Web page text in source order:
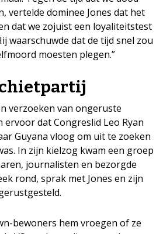
vertelde dominee Jones dat het
dat we zojuist een loyaliteitstest
waarschuwde dat de tijd snel zou
moesten plegen.”
verzoeken van ongeruste
dat Congreslid Leo Ryan
Guyana vloog om uit te zoeken
In zijn kielzog kwam een groep
journalisten en bezorgde
rond, sprak met Jones en zijn
bewoners hem vroegen of ze